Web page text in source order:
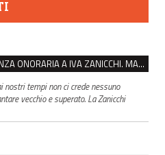
VENTASSO, SÌ ALLA CITTADINANZA ONORARIA A IVA ZANICCHI. MA BARGIACCHI: “È DI PESSIMO GUSTO”
nostri tempi non ci crede nessuno
vecchio e superato. La Zanicchi